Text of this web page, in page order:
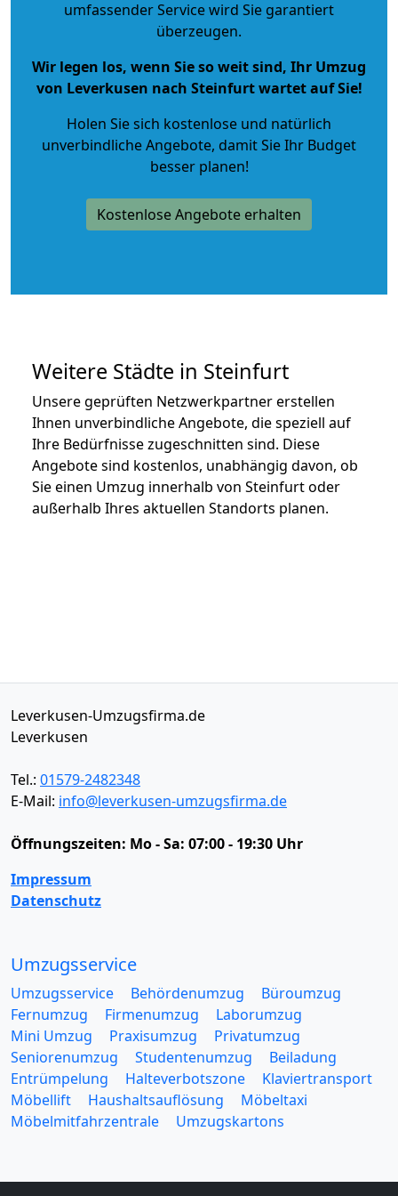
umfassender Service wird Sie garantiert
überzeugen.
Wir legen los, wenn Sie so weit sind, Ihr Umzug
von Leverkusen nach Steinfurt wartet auf Sie!
Holen Sie sich kostenlose und natürlich
unverbindliche Angebote, damit Sie Ihr Budget
besser planen!
Kostenlose Angebote erhalten
Weitere Städte in Steinfurt
Unsere geprüften Netzwerkpartner erstellen
Ihnen unverbindliche Angebote, die speziell auf
Ihre Bedürfnisse zugeschnitten sind. Diese
Angebote sind kostenlos, unabhängig davon, ob
Sie einen Umzug innerhalb von Steinfurt oder
außerhalb Ihres aktuellen Standorts planen.
Leverkusen-Umzugsfirma.de
Leverkusen
Tel.: 01579-2482348
E-Mail: info@leverkusen-umzugsfirma.de
Öffnungszeiten: Mo - Sa: 07:00 - 19:30 Uhr
Impressum
Datenschutz
Umzugsservice
Umzugsservice Behördenumzug
Büroumzug
Fernumzug
Firmenumzug
Laborumzug
Mini Umzug
Praxisumzug
Privatumzug
Seniorenumzug
Studentenumzug
Beiladung
Entrümpelung
Halteverbotszone
Klaviertransport
Möbellift
Haushaltsauflösung
Möbeltaxi
Möbelmitfahrzentrale
Umzugskartons